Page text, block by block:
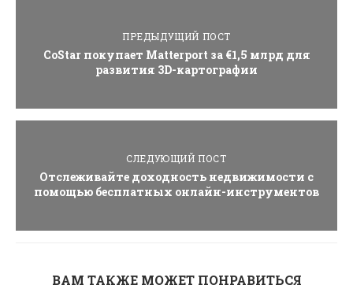
ПРЕДЫДУЩИЙ ПОСТ
CoStar покупает Matterport за €1,5 млрд для
развития 3D-картографии
СЛЕДУЮЩИЙ ПОСТ
Отслеживайте доходность недвижимости с
помощью бесплатных онлайн-инструментов
ВАМ ТАКЖЕ МОЖЕТ ПОНРАВИТЬСЯ